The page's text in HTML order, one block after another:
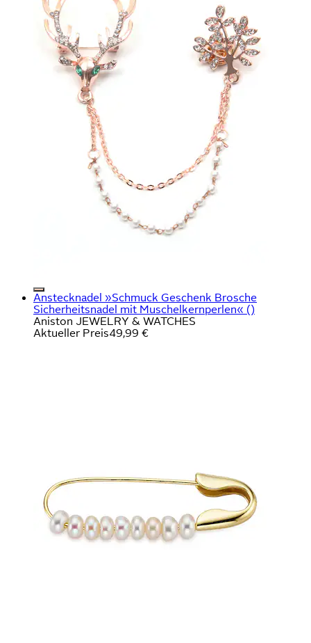
Anstecknadel »Schmuck Geschenk Brosche
Sicherheitsnadel mit Muschelkernperlen« ()
Aniston JEWELRY & WATCHES
Aktueller Preis49,99 €